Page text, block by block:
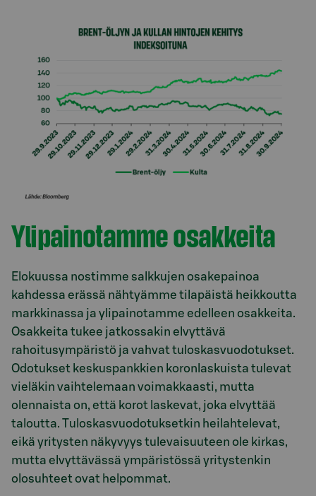
Ylipainotamme osakkeita
Elokuussa nostimme salkkujen osakepainoa
kahdessa erässä nähtyämme tilapäistä heikkoutta
markkinassa ja ylipainotamme edelleen osakkeita.
Osakkeita tukee jatkossakin elvyttävä
rahoitusympäristö ja vahvat tuloskasvuodotukset.
Odotukset keskuspankkien koronlaskuista tulevat
vieläkin vaihtelemaan voimakkaasti, mutta
olennaista on, että korot laskevat, joka elvyttää
taloutta. Tuloskasvuodotuksetkin heilahtelevat,
eikä yritysten näkyvyys tulevaisuuteen ole kirkas,
mutta elvyttävässä ympäristössä yritystenkin
olosuhteet ovat helpommat.